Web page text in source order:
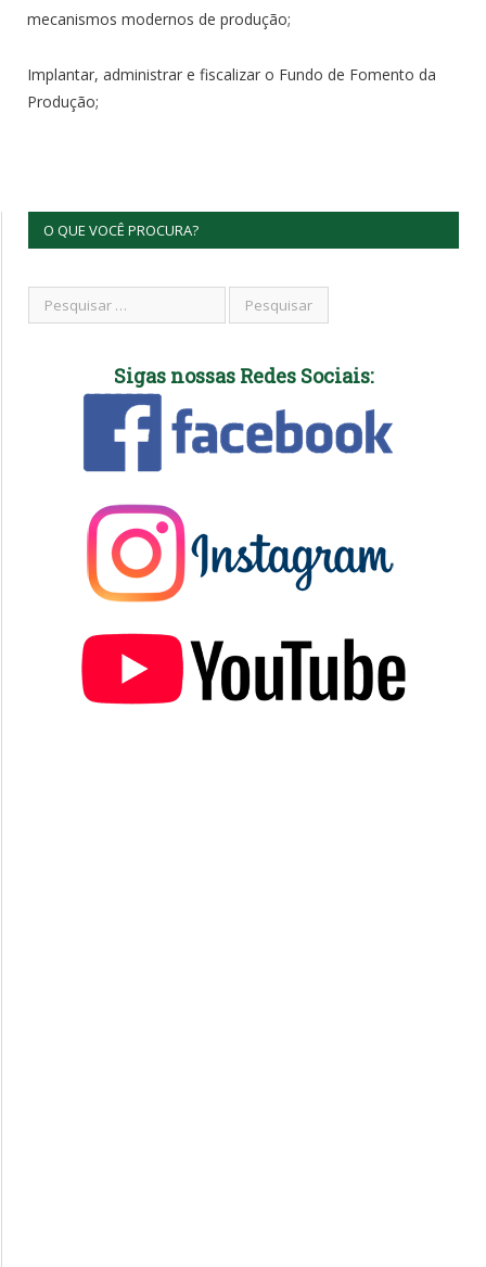
mecanismos modernos de produção;
Implantar, administrar e fiscalizar o Fundo de Fomento da
Produção;
O QUE VOCÊ PROCURA?
Sigas nossas Redes Sociais: